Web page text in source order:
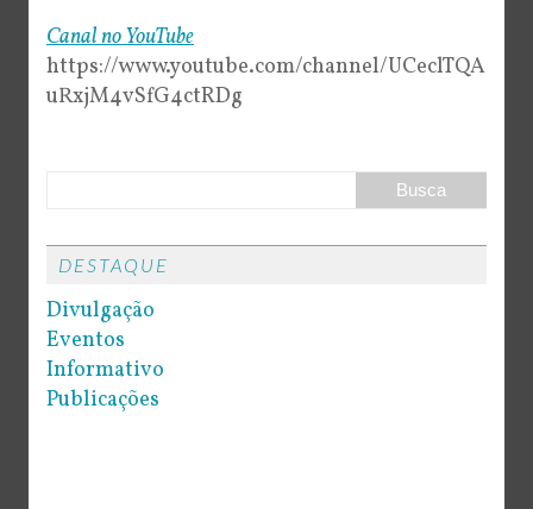
Canal no YouTube
https://www.youtube.com/channel/UCeclTQA
uRxjM4vSfG4ctRDg
DESTAQUE
Divulgação
Eventos
Informativo
Publicações